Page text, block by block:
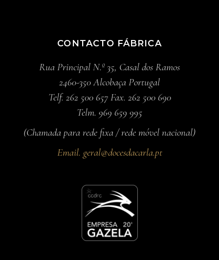
CONTACTO FÁBRICA
Rua Principal N.º 35, Casal dos Ramos
2460-350 Alcobaça Portugal
Telf. 262 500 657 Fax. 262 500 690
Telm. 969 659 995
(Chamada para rede fixa / rede móvel nacional)
Email. geral@docesdacarla.pt